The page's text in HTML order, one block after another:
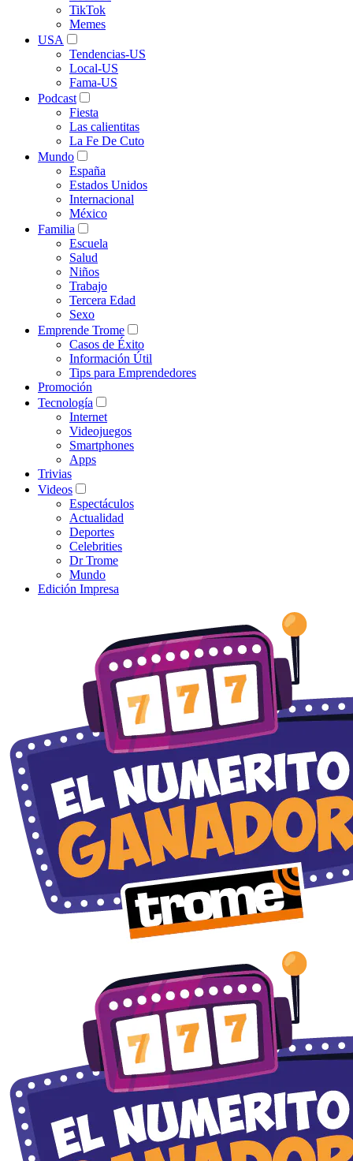
TikTok
Memes
USA
Tendencias-US
Local-US
Fama-US
Podcast
Fiesta
Las calientitas
La Fe De Cuto
Mundo
España
Estados Unidos
Internacional
México
Familia
Escuela
Salud
Niños
Trabajo
Tercera Edad
Sexo
Emprende Trome
Casos de Éxito
Información Útil
Tips para Emprendedores
Promoción
Tecnología
Internet
Videojuegos
Smartphones
Apps
Trivias
Videos
Espectáculos
Actualidad
Deportes
Celebrities
Dr Trome
Mundo
Edición Impresa